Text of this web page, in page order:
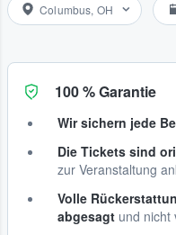
Columbus, OH
100 % Garantie
Wir sichern jede
Die Tickets sind
zur Veranstaltung
Volle
abgesagt und nicht